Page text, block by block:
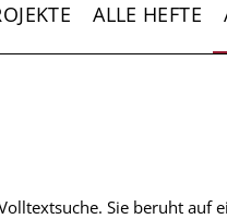
ALLE HEFTE
Sie beruht auf